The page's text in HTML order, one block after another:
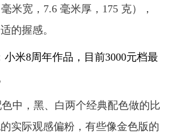
米宽，7.6 毫米厚，175 克），
的握感。
中，黑、白两个经典配色做的比
实际观感偏粉，有些像金色版的